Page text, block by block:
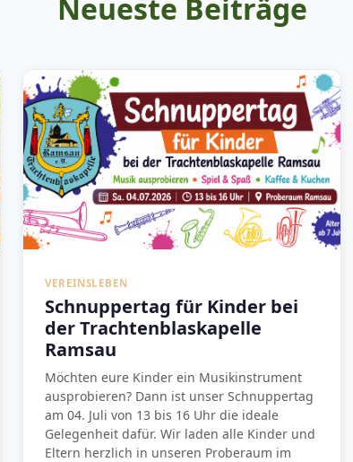
Neueste Beiträge
VEREINSLEBEN
Schnuppertag für Kinder bei
der Trachtenblaskapelle
Ramsau
Möchten eure Kinder ein Musikinstrument
ausprobieren? Dann ist unser Schnuppertag
am 04. Juli von 13 bis 16 Uhr die ideale
Gelegenheit dafür. Wir laden alle Kinder und
Eltern herzlich in unseren Proberaum im